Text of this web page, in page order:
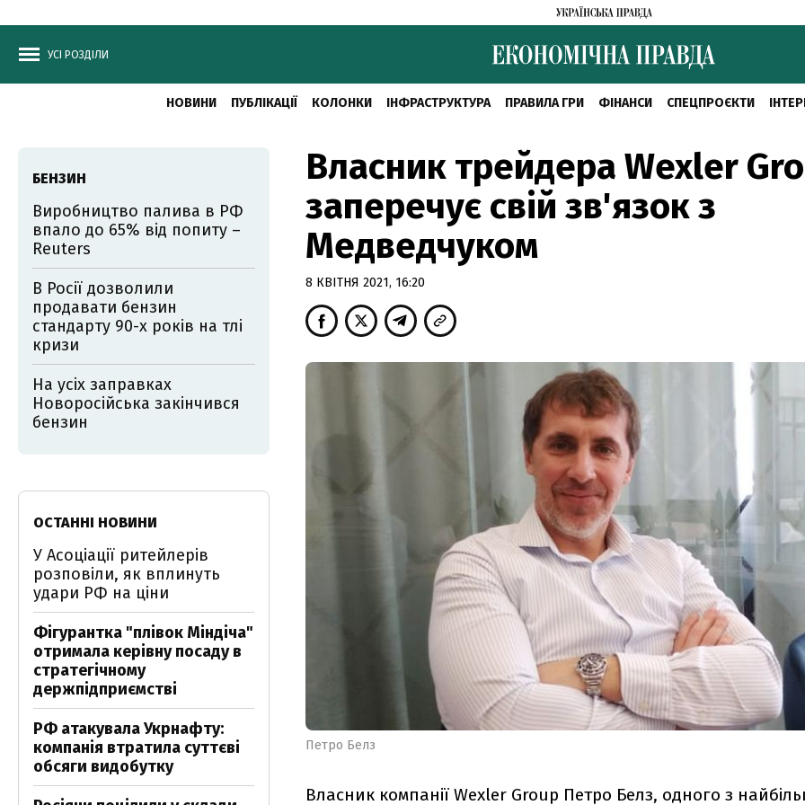
УСІ РОЗДІЛИ
НОВИНИ ПУБЛІКАЦІЇ КОЛОНКИ ІНФРАСТРУКТУРА ПРАВИЛА ГРИ ФІНАНСИ СПЕЦПРОЄКТИ
Власник трейдера Wexler
заперечує свій зв'язок з
Медведчуком
8 КВІТНЯ 2021, 16:20
Петро Белз
Власник компанії Wexler Group Петро Белз, одного з
БЕНЗИН
Виробництво палива в РФ
впало до 65% від попиту –
Reuters
В Росії дозволили
продавати бензин
стандарту 90-х років на тлі
кризи
На усіх заправках
Новоросійська закінчився
бензин
ОСТАННІ НОВИНИ
У Асоціації ритейлерів
розповіли, як вплинуть
удари РФ на ціни
Фігурантка "плівок Міндіча"
отримала керівну посаду в
стратегічному
держпідприємстві
РФ атакувала Укрнафту:
компанія втратила суттєві
обсяги видобутку